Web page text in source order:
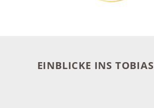
EINBLICKE INS